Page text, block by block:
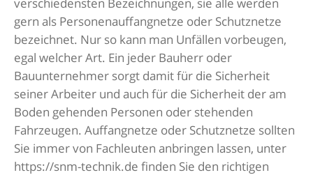
gern als Personenauffangnetze oder Schutznetze
bezeichnet. Nur so kann man Unfällen vorbeugen,
egal welcher Art. Ein jeder Bauherr oder
Bauunternehmer sorgt damit für die Sicherheit
seiner Arbeiter und auch für die Sicherheit der am
Boden gehenden Personen oder stehenden
Fahrzeugen. Auffangnetze oder Schutznetze sollten
Sie immer von Fachleuten anbringen lassen, unter
https://snm-technik.de finden Sie den richtigen